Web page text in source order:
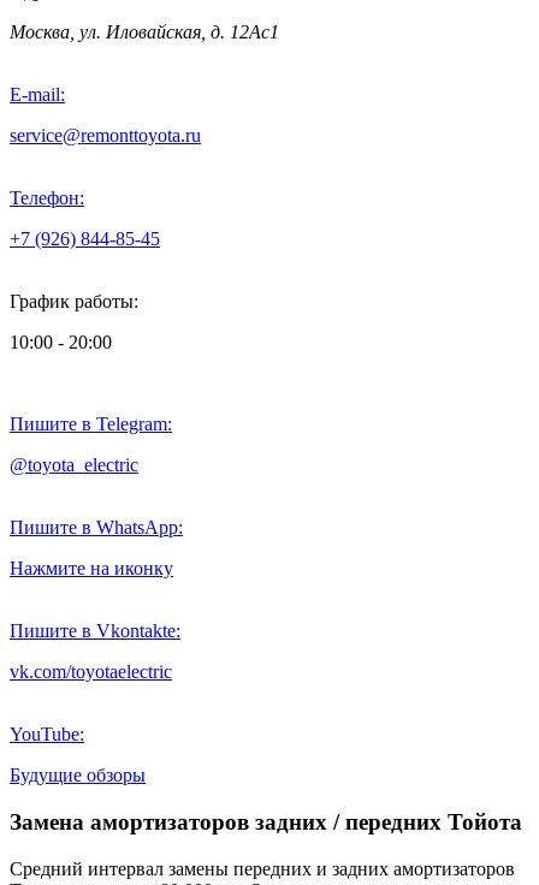
Москва, ул. Иловайская, д. 12Ас1
E-mail:
service@remonttoyota.ru
Телефон:
+7 (926) 844-85-45
График работы:
10:00 - 20:00
Пишите в Telegram:
@toyota_electric
Пишите в WhatsApp:
Нажмите на иконку
Пишите в Vkontakte:
vk.com/toyotaelectric
YouTube:
Будущие обзоры
Замена амортизаторов задних / передних Тойота
Средний интервал замены передних и задних амортизаторов